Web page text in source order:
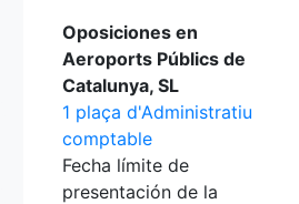
Oposiciones en
Aeroports Públics de
Catalunya, SL
1 plaça d'Administratiu
comptable
Fecha límite de
presentación de la